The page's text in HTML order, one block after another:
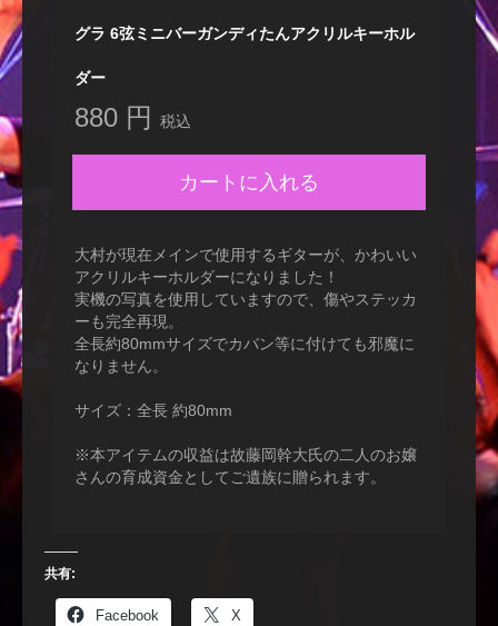
グラ 6弦ミニバーガンディたんアクリルキーホル
ダー
880 円税込
カートに入れる
大村が現在メインで使用するギターが、かわいい
アクリルキーホルダーになりました！
実機の写真を使用していますので、傷やステッカ
ーも完全再現。
全長約80mmサイズでカバン等に付けても邪魔に
なりません。
サイズ：全長 約80mm
※本アイテムの収益は故藤岡幹大氏の二人のお嬢
さんの育成資金としてご遺族に贈られます。
共有:
Facebook X